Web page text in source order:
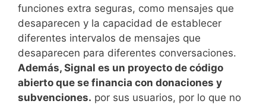
funciones extra seguras, como mensajes que
desaparecen y la capacidad de establecer
diferentes intervalos de mensajes que
desaparecen para diferentes conversaciones.
Además, Signal es un proyecto de código
abierto que se financia con donaciones y
subvenciones. por sus usuarios, por lo que no